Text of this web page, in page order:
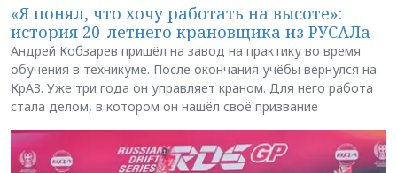
«Я понял, что хочу работать на высоте»:
история 20-летнего крановщика из РУСАЛа
Андрей Кобзарев пришёл на завод на практику во время
обучения в техникуме. После окончания учёбы вернулся на
КрАЗ. Уже три года он управляет краном. Для него работа
стала делом, в котором он нашёл своё призвание